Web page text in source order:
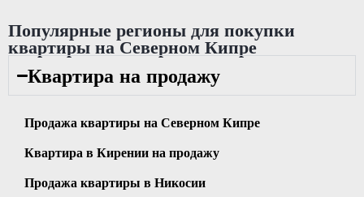
Популярные регионы для покупки
квартиры на Северном Кипре
Квартира на продажу
Продажа квартиры на Северном Кипре
Квартира в Кирении на продажу
Продажа квартиры в Никосии